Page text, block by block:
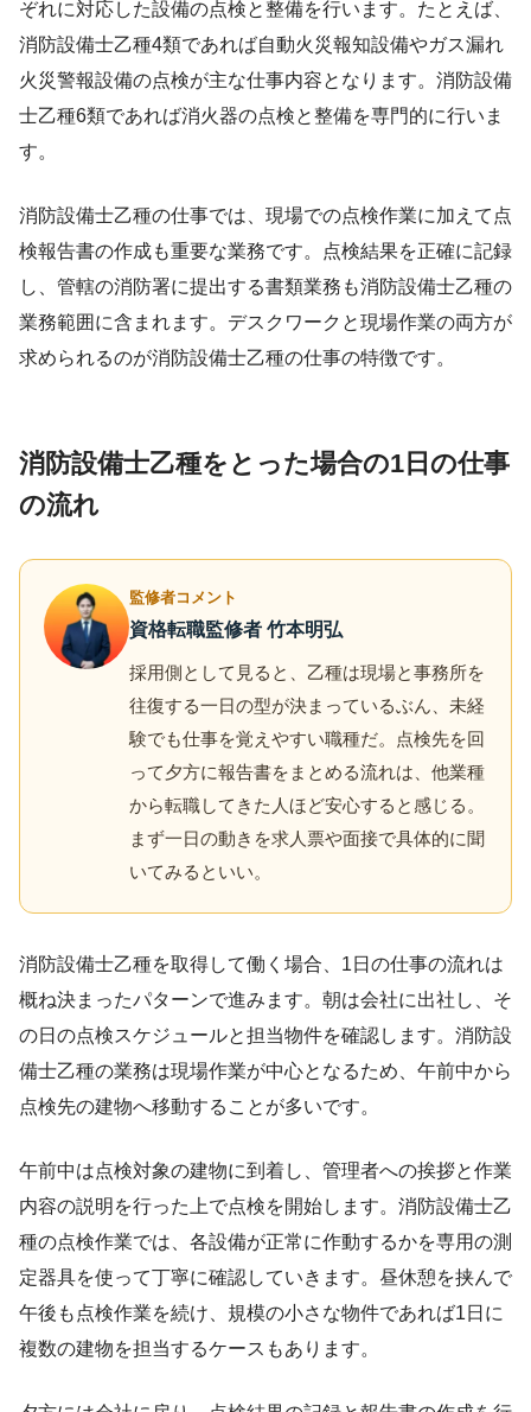
ぞれに対応した設備の点検と整備を行います。たとえば、
消防設備士乙種4類であれば自動火災報知設備やガス漏れ
火災警報設備の点検が主な仕事内容となります。消防設備
士乙種6類であれば消火器の点検と整備を専門的に行いま
す。
消防設備士乙種の仕事では、現場での点検作業に加えて点
検報告書の作成も重要な業務です。点検結果を正確に記録
し、管轄の消防署に提出する書類業務も消防設備士乙種の
業務範囲に含まれます。デスクワークと現場作業の両方が
求められるのが消防設備士乙種の仕事の特徴です。
消防設備士乙種をとった場合の1日の仕事
の流れ
監修者コメント
資格転職監修者 竹本明弘
採用側として見ると、乙種は現場と事務所を
往復する一日の型が決まっているぶん、未経
験でも仕事を覚えやすい職種だ。点検先を回
って夕方に報告書をまとめる流れは、他業種
から転職してきた人ほど安心すると感じる。
まず一日の動きを求人票や面接で具体的に聞
いてみるといい。
消防設備士乙種を取得して働く場合、1日の仕事の流れは
概ね決まったパターンで進みます。朝は会社に出社し、そ
の日の点検スケジュールと担当物件を確認します。消防設
備士乙種の業務は現場作業が中心となるため、午前中から
点検先の建物へ移動することが多いです。
午前中は点検対象の建物に到着し、管理者への挨拶と作業
内容の説明を行った上で点検を開始します。消防設備士乙
種の点検作業では、各設備が正常に作動するかを専用の測
定器具を使って丁寧に確認していきます。昼休憩を挟んで
午後も点検作業を続け、規模の小さな物件であれば1日に
複数の建物を担当するケースもあります。